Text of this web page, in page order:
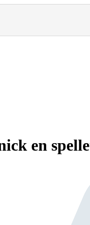
en